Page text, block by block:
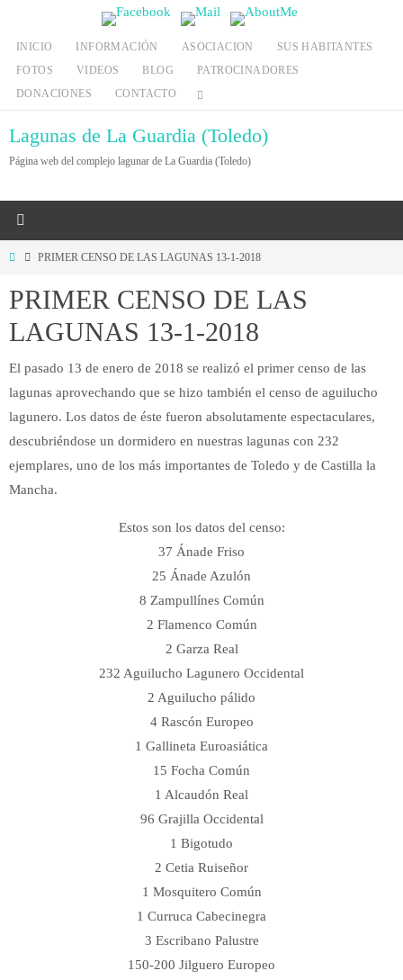
contenido
INICIO INFORMACIÓN ASOCIACION
SUS HABITANTES
FOTOS
VIDEOS BLOG
PATROCINADORES
DONACIONES
CONTACTO
Lagunas de La Guardia (Toledo)
Página web del complejo lagunar de La Guardia (Toledo)
InicioPRIMER CENSO DE LAS LAGUNAS 13-1-2018
PRIMER CENSO DE LAS
LAGUNAS 13-1-2018
El pasado 13 de enero de 2018 se realizó el primer censo de las
lagunas aprovechando que se hizo también el censo de aguilucho
lagunero. Los datos de éste fueron absolutamente espectaculares,
descubriéndose un dormidero en nuestras lagunas con 232
ejemplares, uno de los más importantes de Toledo y de Castilla la
Mancha.
Estos son los datos del censo:
37 Ánade Friso
25 Ánade Azulón
8 Zampullínes Común
2 Flamenco Común
2 Garza Real
232 Aguilucho Lagunero Occidental
2 Aguilucho pálido
4 Rascón Europeo
1 Gallineta Euroasiática
15 Focha Común
1 Alcaudón Real
96 Grajilla Occidental
1 Bigotudo
2 Cetia Ruiseñor
1 Mosquitero Común
1 Curruca Cabecinegra
3 Escribano Palustre
150-200 Jilguero Europeo